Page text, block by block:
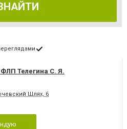
Телегина С. Я.
Шлях, 6